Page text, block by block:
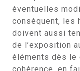
éventuelles
conséquent, les
doivent aussi
de l’exposition
éléments dès le